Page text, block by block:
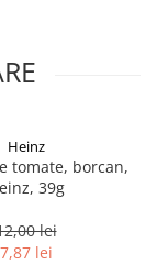
Heinz
tomate, borcan,
39g
lei
7,87 lei